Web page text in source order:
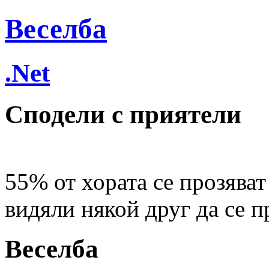
Веселба
.Net
Сподели с приятели
55% от хората се
видяли някой друг да се
Веселба